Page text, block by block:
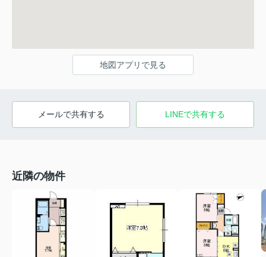
地図アプリで見る
メールで共有する LINEで共有する
近隣の物件